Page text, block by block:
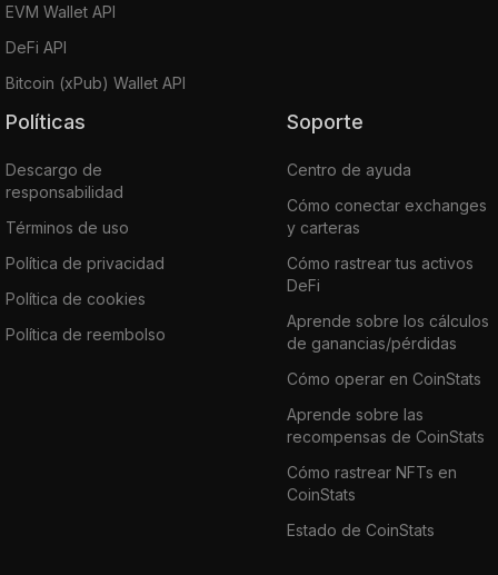
EVM Wallet API
DeFi API
Bitcoin (xPub) Wallet API
Políticas
Descargo de
responsabilidad
Términos de uso
Política de privacidad
Política de cookies
Política de reembolso
Soporte
Centro de ayuda
Cómo conectar exchanges
y carteras
Cómo rastrear tus activos
DeFi
Aprende sobre los cálculos
de ganancias/pérdidas
Cómo operar en CoinStats
Aprende sobre las
recompensas de CoinStats
Cómo rastrear NFTs en
CoinStats
Estado de CoinStats